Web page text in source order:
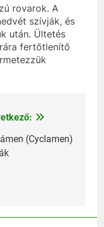
rovarok. A
szívják, és
után. Ültetés
fertőtlenítő
(Cyclamen)